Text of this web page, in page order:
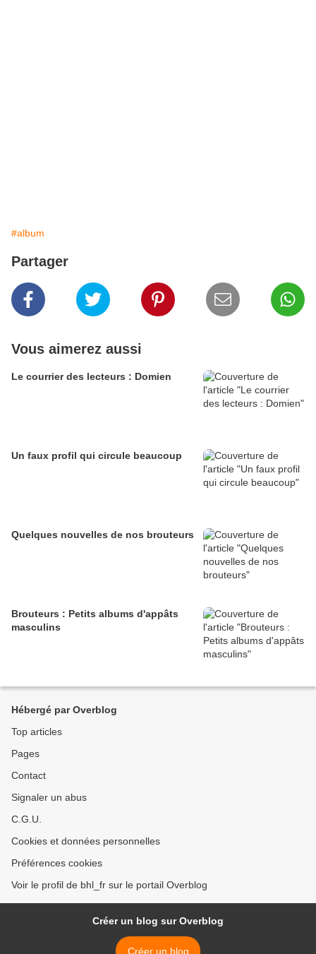
#album
Partager
Vous aimerez aussi
Le courrier des lecteurs : Domien
Un faux profil qui circule beaucoup
Quelques nouvelles de nos brouteurs
Brouteurs : Petits albums d'appâts
masculins
Hébergé par Overblog
Top articles
Pages
Contact
Signaler un abus
C.G.U.
Cookies et données personnelles
Préférences cookies
Voir le profil de bhl_fr sur le portail Overblog
Créer un blog sur Overblog
Créer un blog